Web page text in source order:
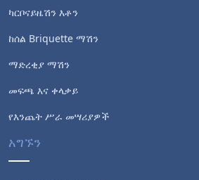
ካርቦናይዜሽን እቶን
ከሰል Briquette ማሽን
ማድረቂያ ማሽን
መፍጫ እና ቀላቃይ
የእንጨት ሥራ መሣሪያዎች
አግኙን